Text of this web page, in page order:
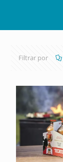
Filtrar por